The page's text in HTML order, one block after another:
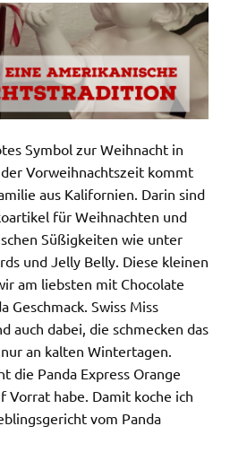
Symbol zur Weihnacht in
Vorweihnachtszeit kommt
aus Kalifornien. Darin sind
für Weihnachten und
Süßigkeiten wie unter
und Jelly Belly. Diese kleinen
am liebsten mit Chocolate
Geschmack. Swiss Miss
auch dabei, die schmecken das
an kalten Wintertagen.
die Panda Express Orange
Vorrat habe. Damit koche ich
vom Panda